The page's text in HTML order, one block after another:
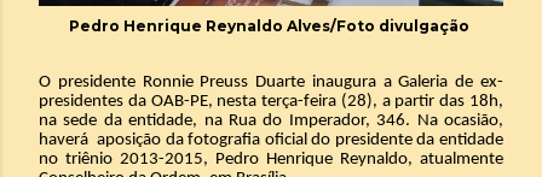
Pedro Henrique Reynaldo Alves/Foto divulgação
O presidente Ronnie Preuss Duarte inaugura a Galeria de ex-
presidentes da OAB-PE, nesta terça-feira (28), a partir das 18h,
na sede da entidade, na Rua do Imperador, 346. Na ocasião,
haverá aposição da fotografia oficial do presidente da entidade
no triênio 2013-2015, Pedro Henrique Reynaldo, atualmente